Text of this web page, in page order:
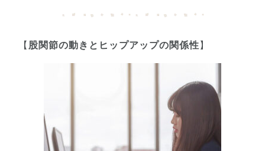
【 股関節の動きとヒップアップの関係性 】